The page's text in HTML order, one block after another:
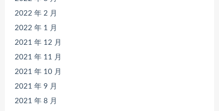
2022 年 2 月
2022 年 1 月
2021 年 12 月
2021 年 11 月
2021 年 10 月
2021 年 9 月
2021 年 8 月